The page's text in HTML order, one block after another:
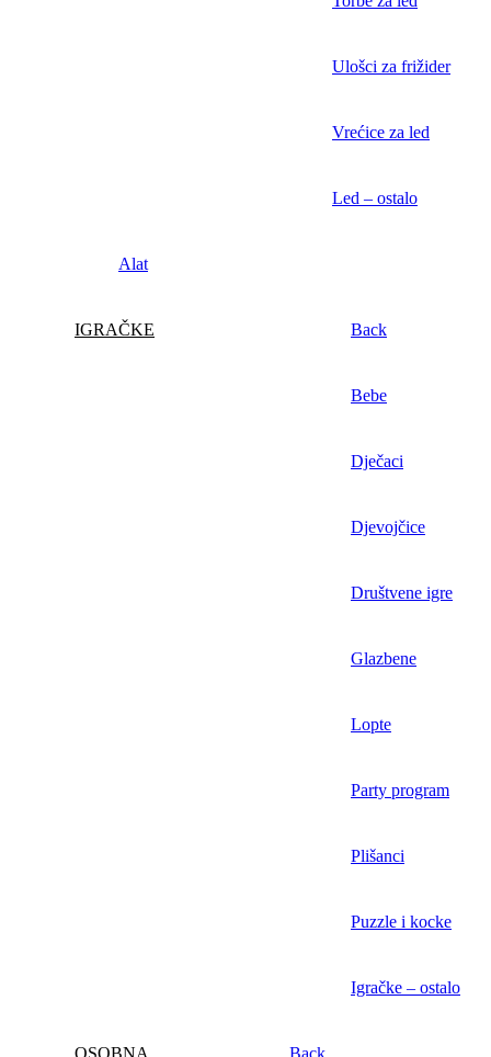
Ulošci za frižider
Vrećice za led
Led – ostalo
Alat
IGRAČKE Back
Bebe
Dječaci
Djevojčice
Društvene igre
Glazbene
Lopte
Party program
Plišanci
Puzzle i kocke
Igračke – ostalo